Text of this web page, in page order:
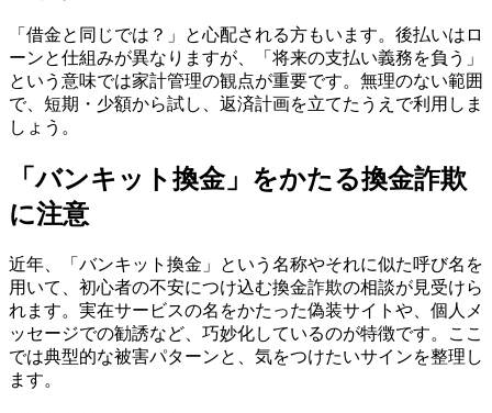
「借金と同じでは？」と心配される方もいます。後払いはロ
ーンと仕組みが異なりますが、「将来の支払い義務を負う」
という意味では家計管理の観点が重要です。無理のない範囲
で、短期・少額から試し、返済計画を立てたうえで利用しま
しょう。
「バンキット換金」をかたる換金詐欺
に注意
近年、「バンキット換金」という名称やそれに似た呼び名を
用いて、初心者の不安につけ込む換金詐欺の相談が見受けら
れます。実在サービスの名をかたった偽装サイトや、個人メ
ッセージでの勧誘など、巧妙化しているのが特徴です。ここ
では典型的な被害パターンと、気をつけたいサインを整理し
ます。